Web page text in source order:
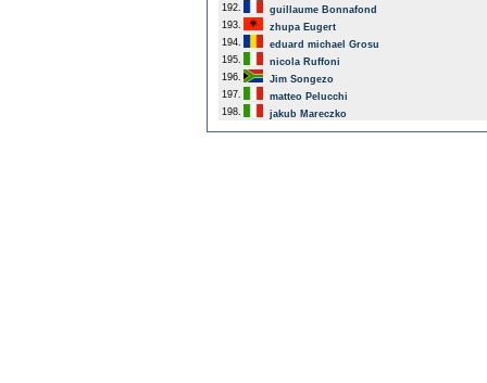
192.
guillaume Bonnafond
193.
zhupa Eugert
194.
eduard michael Grosu
195.
nicola Ruffoni
196.
Jim Songezo
197.
matteo Pelucchi
198.
jakub Mareczko